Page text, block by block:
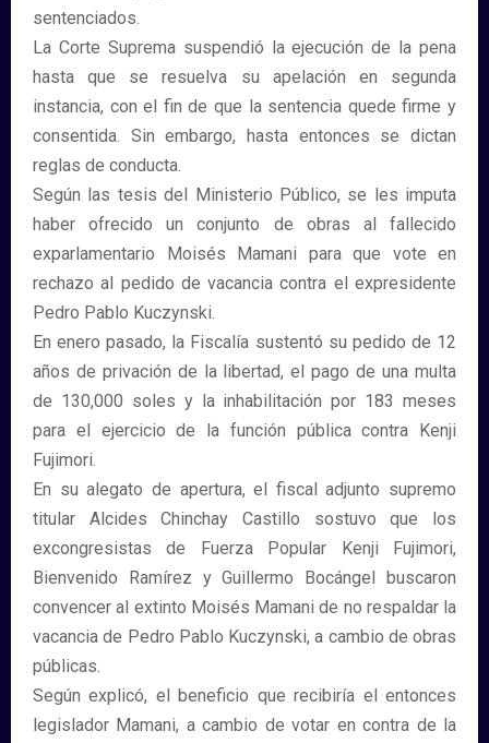
sentenciados.
La Corte Suprema suspendió la ejecución de la pena
hasta que se resuelva su apelación en segunda
instancia, con el fin de que la sentencia quede firme y
consentida. Sin embargo, hasta entonces se dictan
reglas de conducta.
Según las tesis del Ministerio Público, se les imputa
haber ofrecido un conjunto de obras al fallecido
exparlamentario Moisés Mamani para que vote en
rechazo al pedido de vacancia contra el expresidente
Pedro Pablo Kuczynski.
En enero pasado, la Fiscalía sustentó su pedido de 12
años de privación de la libertad, el pago de una multa
de 130,000 soles y la inhabilitación por 183 meses
para el ejercicio de la función pública contra Kenji
Fujimori.
En su alegato de apertura, el fiscal adjunto supremo
titular Alcides Chinchay Castillo sostuvo que los
excongresistas de Fuerza Popular Kenji Fujimori,
Bienvenido Ramírez y Guillermo Bocángel buscaron
convencer al extinto Moisés Mamani de no respaldar la
vacancia de Pedro Pablo Kuczynski, a cambio de obras
públicas.
Según explicó, el beneficio que recibiría el entonces
legislador Mamani, a cambio de votar en contra de la